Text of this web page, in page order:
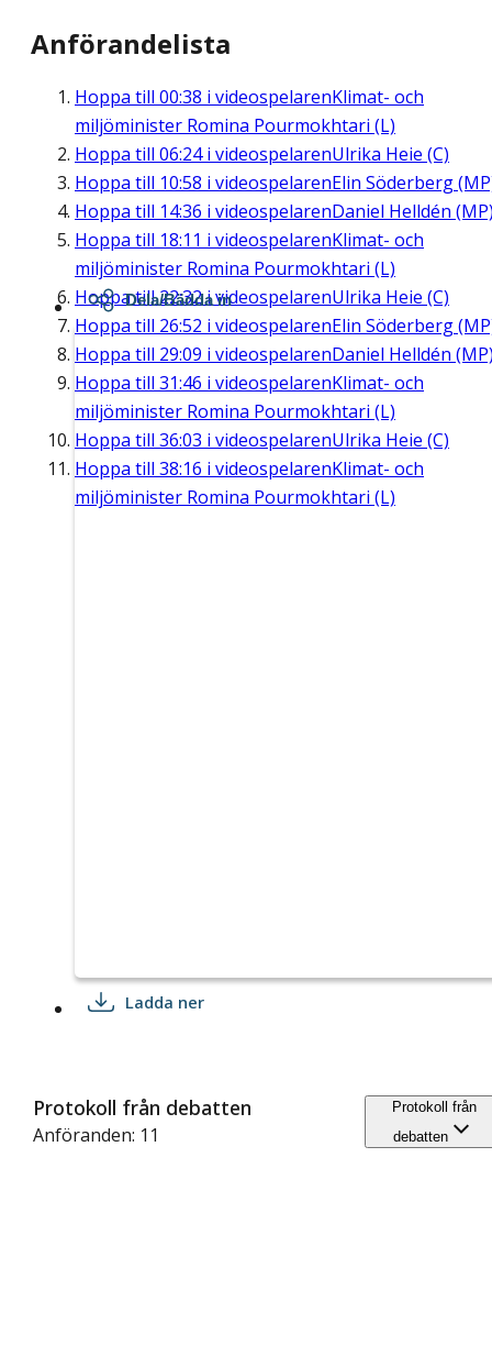
Anförandelista
Hoppa till 00:38 i videospelarenKlimat- och
miljöminister Romina Pourmokhtari (L)
Hoppa till 06:24i videospelarenUlrika Heie (C)
Hoppa till 10:58 i videospelarenElin Söderberg
Hoppa till 14:36 i videospelarenDaniel Helldén
Hoppa till 18:11 i videospelarenKlimat- och
miljöminister Romina Pourmokhtari (L)
Hoppa till22:32i videospelarenUlrika Heie (C)
Hoppa till 26:52 i videospelarenElin Söderberg
Hoppa till 29:09 i videospelarenDaniel Helldén
Hoppa till 31:46 i videospelarenKlimat- och
miljöminister Romina Pourmokhtari (L)
Hoppa till 36:03 i videospelarenUlrika Heie (C)
Hoppa till 38:16 i videospelarenKlimat- och
miljöminister Romina Pourmokhtari (L)
Dela/Bädda in
Ladda ner
Protokoll från debatten
Anföranden: 11
Protokoll från
debatten